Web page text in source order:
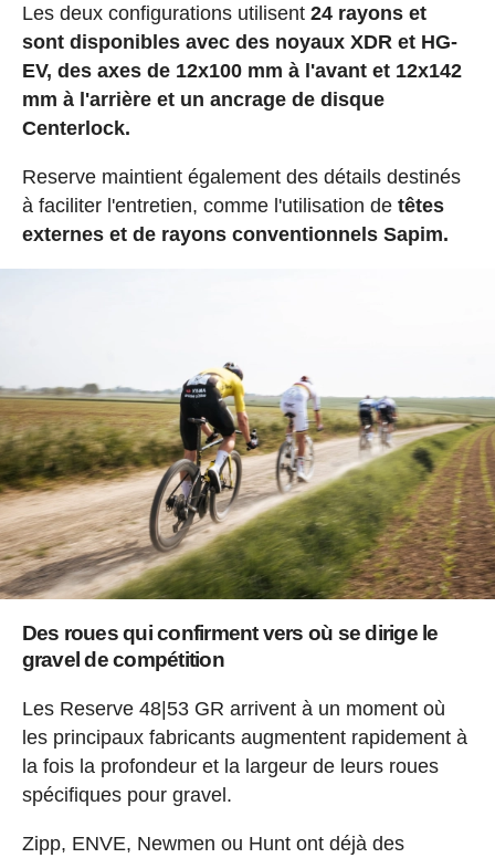
Les deux configurations utilisent24 rayons et
sont disponibles avec des noyaux XDR et HG-
EV, des axes de 12x100 mm à l'avant et 12x142
mm à l'arrière et un ancrage de disque
Centerlock.
Reserve maintient également des détails destinés
à faciliter l'entretien, comme l'utilisation detêtes
externes et de rayons conventionnels Sapim.
Des roues qui confirment vers où se dirige le
gravel de compétition
Les Reserve 48|53 GR arrivent à un moment où
les principaux fabricants augmentent rapidement à
la fois la profondeur et la largeur de leurs roues
spécifiques pour gravel.
Zipp, ENVE, Newmen ou Hunt ont déjà des